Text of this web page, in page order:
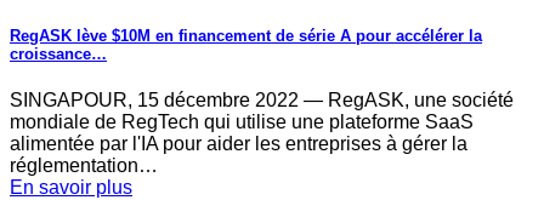
RegASK lève $10M en financement de série A pour accélérer la
croissance…
SINGAPOUR, 15 décembre 2022 — RegASK, une société
mondiale de RegTech qui utilise une plateforme SaaS
alimentée par l'IA pour aider les entreprises à gérer la
réglementation…
En savoir plus